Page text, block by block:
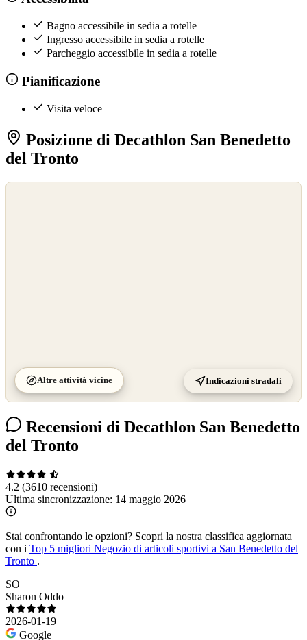
Bagno accessibile in sedia a rotelle
Ingresso accessibile in sedia a rotelle
Parcheggio accessibile in sedia a rotelle
Pianificazione
Visita veloce
Posizione di Decathlon San Benedetto
del Tronto
Altre attività vicine Indicazioni stradali
Recensioni di Decathlon San Benedetto
del Tronto
4.2 (3610 recensioni)
Ultima sincronizzazione: 14 maggio 2026
Stai confrontando le opzioni? Scopri la nostra classifica aggiornata
con i Top 5 migliori Negozio di articoli sportivi a San Benedetto del
Tronto .
SO
Sharon Oddo
2026-01-19
Google